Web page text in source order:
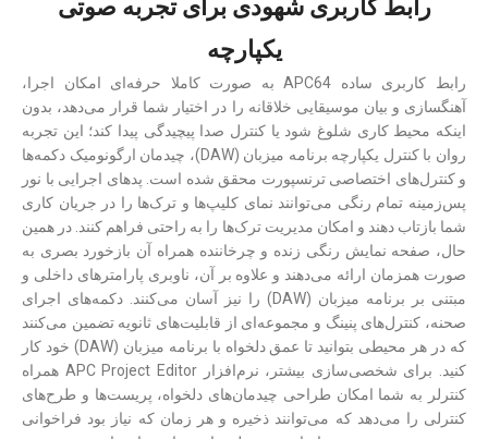
رابط کاربری شهودی برای تجربه صوتی
یکپارچه
رابط کاربری ساده APC64 به صورت کاملا حرفه‌ای امکان اجرا،
آهنگسازی و بیان موسیقایی خلاقانه را در اختیار شما قرار می‌دهد، بدون
اینکه محیط کاری شلوغ شود یا کنترل صدا پیچیدگی پیدا کند؛ این تجربه
روان با کنترل یکپارچه برنامه میزبان (DAW)، چیدمان ارگونومیک دکمه‌ها
و کنترل‌های اختصاصی ترنسپورت محقق شده است. پدهای اجرایی با نور
پس‌زمینه تمام رنگی می‌توانند نمای کلیپ‌ها و ترک‌ها را در جریان کاری
شما بازتاب دهند و امکان مدیریت ترک‌ها را به راحتی فراهم کنند. در همین
حال، صفحه نمایش رنگی زنده و چرخاننده همراه آن بازخورد بصری به
صورت همزمان ارائه می‌دهند و علاوه بر آن، ناوبری پارامترهای داخلی و
مبتنی بر برنامه میزبان (DAW) را نیز آسان می‌کنند. دکمه‌های اجرای
صحنه، کنترل‌های پنینگ و مجموعه‌ای از قابلیت‌های ثانویه تضمین می‌کنند
که در هر محیطی بتوانید تا عمق دلخواه با برنامه میزبان (DAW) خود کار
کنید. برای شخصی‌سازی بیشتر، نرم‌افزار APC Project Editor همراه
کنترلر به شما امکان طراحی چیدمان‌های دلخواه، پریست‌ها و طرح‌های
کنترلی را می‌دهد که می‌توانند ذخیره و هر زمان که نیاز بود فراخوانی